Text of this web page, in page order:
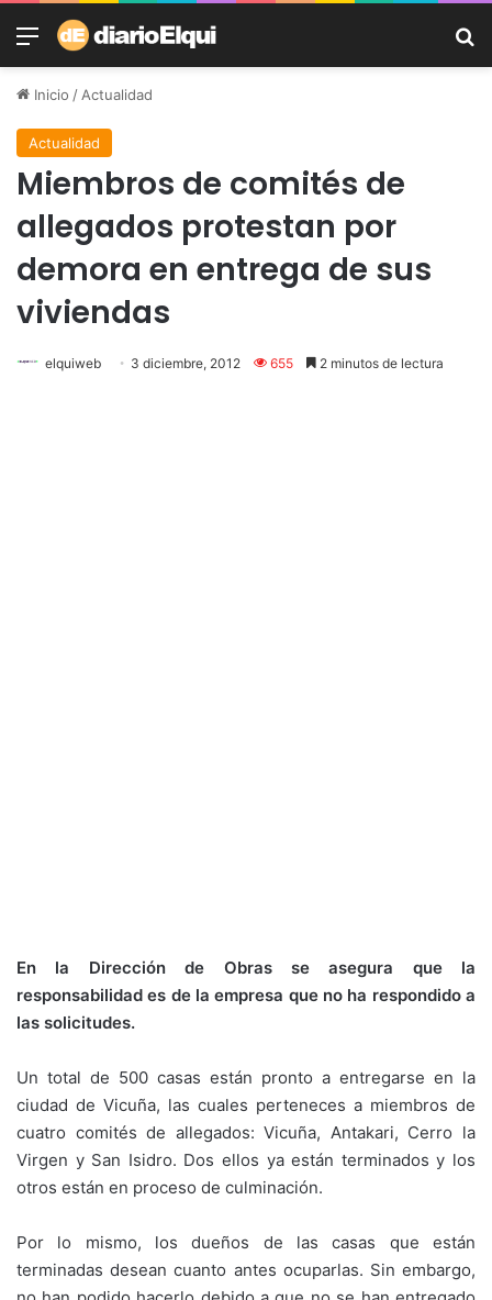
Menú
Inicio /Actualidad
Actualidad
Miembros de comités de
allegados protestan por
demora en entrega de sus
viviendas
elquiweb 3 diciembre, 2012 655 2 minutos de lectura
En la Dirección de Obras se asegura que la
responsabilidad es de la empresa que no ha respondido a
las solicitudes.
Un total de 500 casas están pronto a entregarse en la
ciudad de Vicuña, las cuales perteneces a miembros de
cuatro comités de allegados: Vicuña, Antakari, Cerro la
Virgen y San Isidro. Dos ellos ya están terminados y los
otros están en proceso de culminación.
Por lo mismo, los dueños de las casas que están
terminadas desean cuanto antes ocuparlas. Sin embargo,